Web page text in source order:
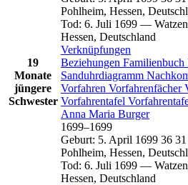
19
Monate
jüngere
Schwester
Pohlheim, Hessen,
Tod: 6. Juli 1699 —
Hessen, Deutschland
Verknüpfungen
Beziehungen Familienbuch
Sanduhrdiagramm
Vorfahren Vorfahrenfächer
Vorfahrentafel
Anna Maria Burger
1699–1699
Geburt: 5. April 1699 36 31
Pohlheim, Hessen,
Tod: 6. Juli 1699 —
Hessen, Deutschland